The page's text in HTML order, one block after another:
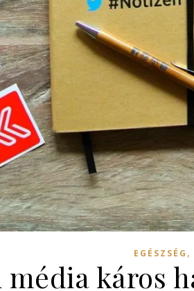
EGÉSZSÉG ,
média káros